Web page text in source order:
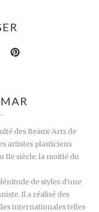
des Beaux-Arts de
artistes plasticiens
IIe siècle. la moitié du
de styles d'une
Il a réalisé des
internationales telles